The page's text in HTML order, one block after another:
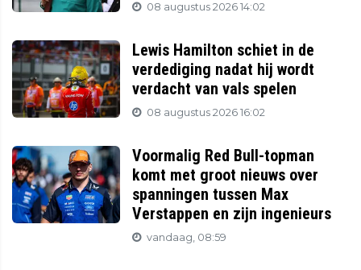
08 augustus 2026 14:02
Lewis Hamilton schiet in de
verdediging nadat hij wordt
verdacht van vals spelen
08 augustus 2026 16:02
Voormalig Red Bull-topman
komt met groot nieuws over
spanningen tussen Max
Verstappen en zijn ingenieurs
vandaag, 08:59